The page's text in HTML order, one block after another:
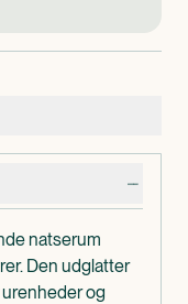
natserum
Den udglatter
og